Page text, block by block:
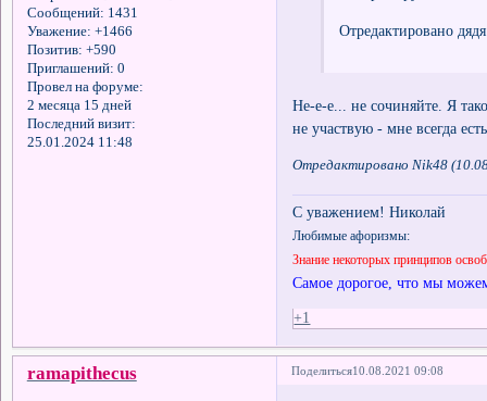
Сообщений: 1431
Уважение: +1466
Позитив: +590
Приглашений: 0
Провел на форуме:
2 месяца 15 дней
Последний визит:
25.01.2024 11:48
Отредактировано
Не-е-е... не сочиняйте. Я
не участвую - мне всегда
Отредактировано Nik48
С уважением! Николай
Любимые афоризмы:
Знание некоторых принципов
Самое дорогое, что мы
+1
Поделиться10.08.2021 09:08
ramapithecus